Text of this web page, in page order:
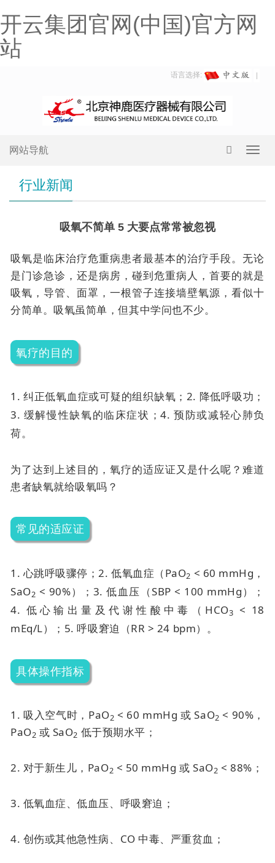
开云集团官网(中国)官方网
站
语言选择:
网站导航
行业新闻
吸氧不简单 5 大要点常常被忽视
吸氧是临床治疗危重病患者最基本的治疗手段。无论
是门诊急诊，还是病房，碰到危重病人，首要的就是
吸氧，导管、面罩，一根管子连接墙壁氧源，看似十
分简单。吸氧虽简单，但其中学问也不少。
氧疗的目的
1. 纠正低氧血症或可疑的组织缺氧； 2. 降低呼吸功；
3. 缓解慢性缺氧的临床症状；4. 预防或减轻心肺负
荷。
为了达到上述目的，氧疗的适应证又是什么呢？难道
患者缺氧就给吸氧吗？
常见的适应证
1. 心跳呼吸骤停；2. 低氧血症（PaO2 < 60 mmHg，
SaO2 < 90%）； 3. 低血压（SBP < 100 mmHg）；
4. 低心输出量及代谢性酸中毒（HCO3
< 18
mEq/L）； 5. 呼吸窘迫（RR > 24 bpm）。
具体操作指标
1. 吸入空气时，PaO2 < 60 mmHg 或 SaO2 < 90%，
PaO2 或 SaO2 低于预期水平；
2. 对于新生儿，PaO2 < 50 mmHg 或 SaO2 < 88%；
3. 低氧血症、低血压、呼吸窘迫；
4. 创伤或其他急性病、CO 中毒、严重贫血；